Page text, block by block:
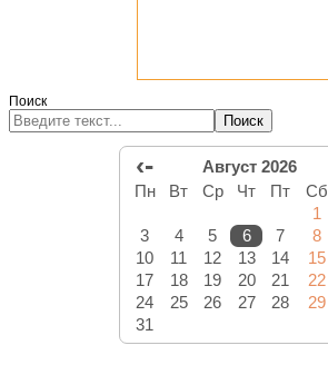
Поиск
Поиск
‹- Август 2026
Пн Вт Ср Чт Пт Сб
1
3
4 5 6 7 8
10
11 12 13 14 15
17
18 19 20 21 22
24
25 26 27 28 29
31